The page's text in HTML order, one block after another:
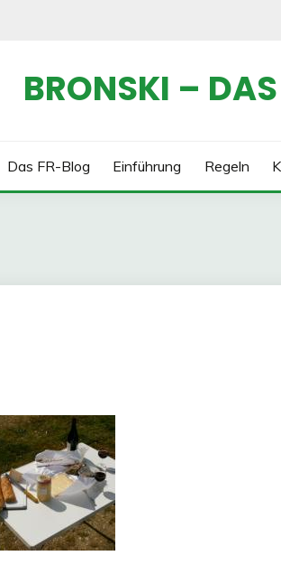
BRONSKI –
Das FR-Blog Einführung Regeln